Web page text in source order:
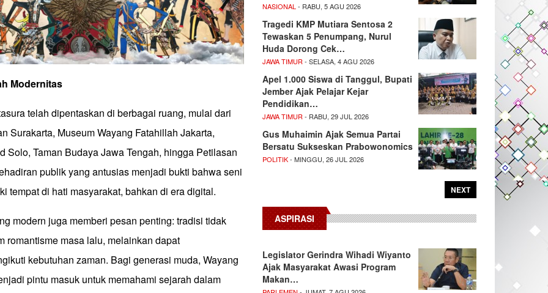
Modernitas
telah dipentaskan di berbagai ruang, mulai dari
Surakarta, Museum Wayang Fatahillah Jakarta,
Solo, Taman Budaya Jawa Tengah, hingga Petilasan
publik yang antusias menjadi bukti bahwa seni
tempat di hati masyarakat, bahkan di era digital.
modern juga memberi pesan penting: tradisi tidak
romantisme masa lalu, melainkan dapat
kebutuhan zaman. Bagi generasi muda, Wayang
pintu masuk untuk memahami sejarah dalam
NASIONAL - RABU, 5 AGU 2026
Tragedi KMP Mutiara Sentosa 2
Tewaskan 5 Penumpang, Nurul
Huda Dorong Cek…
JAWA TIMUR - SELASA, 4 AGU 2026
Apel 1.000 Siswa di Tanggul, Bupati
Jember Ajak Pelajar Kejar
Pendidikan…
JAWA TIMUR - RABU, 29 JUL 2026
Gus Muhaimin Ajak Semua Partai
Bersatu Sukseskan Prabowonomics
POLITIK- MINGGU, 26 JUL 2026
NEXT
ASPIRASI
Legislator Gerindra Wihadi Wiyanto
Ajak Masyarakat Awasi Program
Makan…